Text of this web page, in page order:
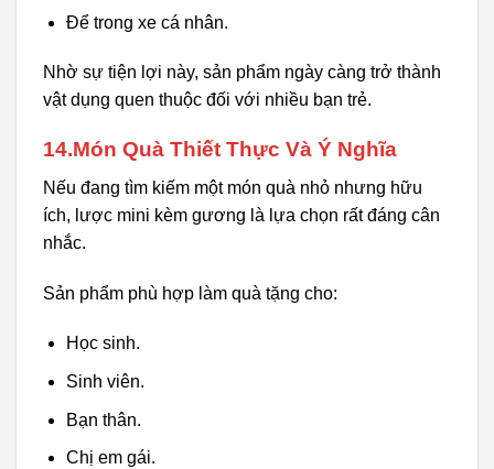
Để trong xe cá nhân.
Nhờ sự tiện lợi này, sản phẩm ngày càng trở thành
vật dụng quen thuộc đối với nhiều bạn trẻ.
14.Món Quà Thiết Thực Và Ý Nghĩa
Nếu đang tìm kiếm một món quà nhỏ nhưng hữu
ích, lược mini kèm gương là lựa chọn rất đáng cân
nhắc.
Sản phẩm phù hợp làm quà tặng cho:
Học sinh.
Sinh viên.
Bạn thân.
Chị em gái.